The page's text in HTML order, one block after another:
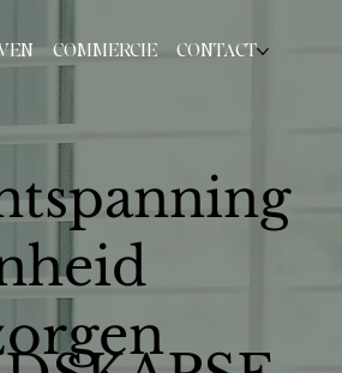
COMMERCIE CONTACT